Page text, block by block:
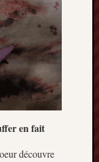
en fait
découvre